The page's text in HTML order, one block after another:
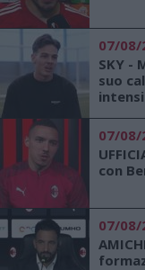
07/08/
SKY -
suo
07/08/
con
07/08/